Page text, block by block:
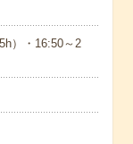
）・16:50～2